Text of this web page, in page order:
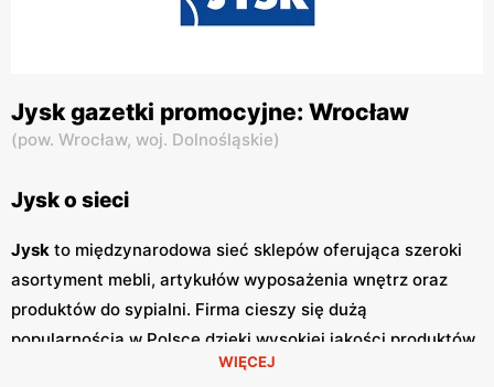
Jysk gazetki promocyjne: Wrocław
(pow. Wrocław, woj. Dolnośląskie)
Jysk o sieci
Jysk to międzynarodowa sieć sklepów oferująca szeroki
asortyment mebli, artykułów wyposażenia wnętrz oraz
produktów do sypialni. Firma cieszy się dużą
popularnością w Polsce dzięki wysokiej jakości produktów,
nowoczesnemu designowi oraz atrakcyjnym
WIĘCEJ